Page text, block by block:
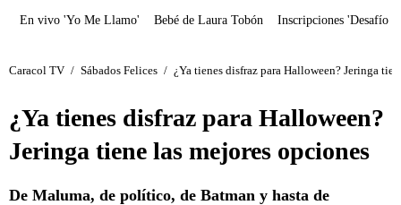
En vivo 'Yo Me Llamo' Bebé de Laura Tobón Inscripciones 'Desafío'
Caracol TV / Sábados Felices / ¿Ya tienes disfraz para Halloween? Jeringa
¿Ya tienes disfraz para Halloween?
Jeringa tiene las mejores opciones
De Maluma, de político, de Batman y hasta de